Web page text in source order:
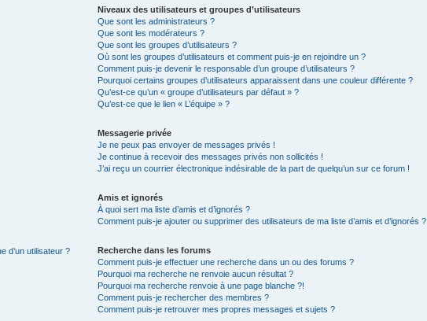
d’un utilisateur ?
Niveaux des utilisateurs et groupes d’utilisateurs
Que sont les administrateurs ?
Que sont les modérateurs ?
Que sont les groupes d’utilisateurs ?
Où sont les groupes d’utilisateurs et comment puis-je en rejoindre un ?
Comment puis-je devenir le responsable d’un groupe d’utilisateurs ?
Pourquoi certains groupes d’utilisateurs apparaissent dans une couleur différente ?
Qu’est-ce qu’un « groupe d’utilisateurs par défaut » ?
Qu’est-ce que le lien « L’équipe » ?
Messagerie privée
Je ne peux pas envoyer de messages privés !
Je continue à recevoir des messages privés non sollicités !
J’ai reçu un courrier électronique indésirable de la part de quelqu’un sur ce forum !
Amis et ignorés
À quoi sert ma liste d’amis et d’ignorés ?
Comment puis-je ajouter ou supprimer des utilisateurs de ma liste d’amis et d’ignorés ?
Recherche dans les forums
Comment puis-je effectuer une recherche dans un ou des forums ?
Pourquoi ma recherche ne renvoie aucun résultat ?
Pourquoi ma recherche renvoie à une page blanche ?!
Comment puis-je rechercher des membres ?
Comment puis-je retrouver mes propres messages et sujets ?